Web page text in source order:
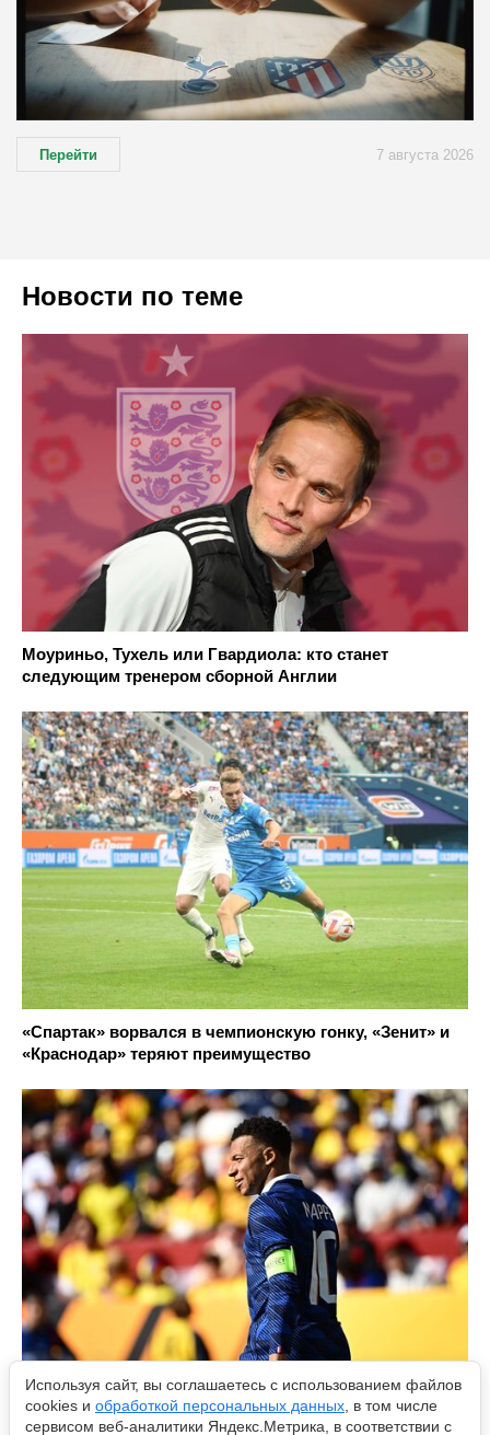
Новости по теме
Моуриньо, Тухель или Гвардиола: кто станет
следующим тренером сборной Англии
«Спартак» ворвался в чемпионскую гонку, «Зенит» и
«Краснодар» теряют преимущество
Очередной поход за золотом: Мбаппе способен
Перейти 7 августа 2026
Используя сайт, вы соглашаетесь с использованием файлов
cookies и обработкой персональных данных , в том числе
сервисом веб-аналитики Яндекс.Метрика, в соответствии с